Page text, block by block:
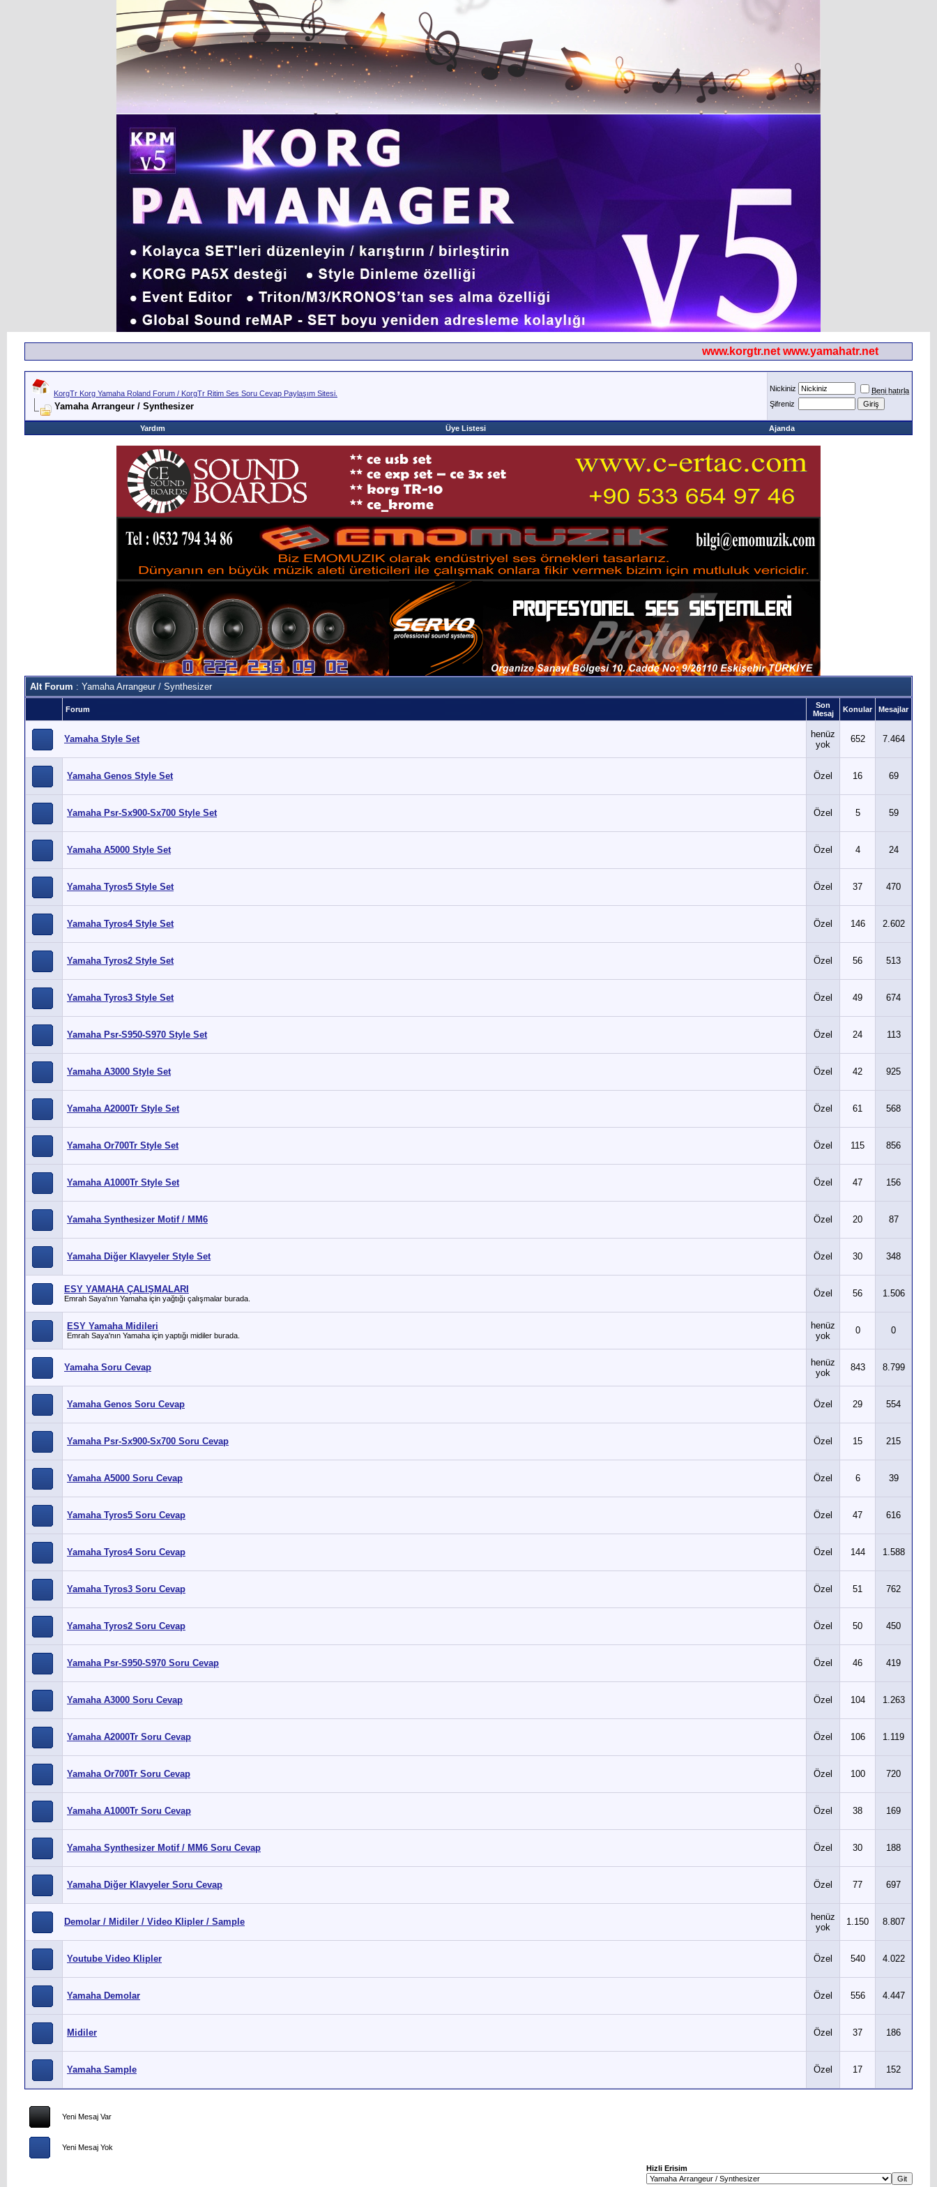
www.korgtr.net www.yamahatr.net
KorgTr Korg Yamaha Roland Forum / KorgTr Ritim Ses Soru Cevap Paylaşım Sitesi.
Yamaha Arrangeur / Synthesizer
Nickiniz
Beni hatırla
Şifreniz
Yardım Üye Listesi Ajanda
Alt Forum : Yamaha Arrangeur / Synthesizer
Forum
Son
Mesaj
Konular Mesajlar
Yamaha Style Set
henüz
yok
652 7.464
Yamaha Genos Style Set Özel 16 69
Yamaha Psr-Sx900-Sx700 Style Set Özel 5 59
Yamaha A5000 Style Set Özel 4 24
Yamaha Tyros5 Style Set Özel 37 470
Yamaha Tyros4 Style Set Özel 146 2.602
Yamaha Tyros2 Style Set Özel 56 513
Yamaha Tyros3 Style Set Özel 49 674
Yamaha Psr-S950-S970 Style Set Özel 24 113
Yamaha A3000 Style Set Özel 42 925
Yamaha A2000Tr Style Set Özel 61 568
Yamaha Or700Tr Style Set Özel 115 856
Yamaha A1000Tr Style Set Özel 47 156
Yamaha Synthesizer Motif / MM6 Özel 20 87
Yamaha Diğer Klavyeler Style Set Özel 30 348
ESY YAMAHA ÇALIŞMALARI
Emrah Saya'nın Yamaha için yağtığı çalışmalar burada. Özel 56 1.506
ESY Yamaha Midileri
Emrah Saya'nın Yamaha için yaptığı midiler burada.
henüz
yok
0 0
Yamaha Soru Cevap
henüz
yok
843 8.799
Yamaha Genos Soru Cevap Özel 29 554
Yamaha Psr-Sx900-Sx700 Soru Cevap Özel 15 215
Yamaha A5000 Soru Cevap Özel 6 39
Yamaha Tyros5 Soru Cevap Özel 47 616
Yamaha Tyros4 Soru Cevap Özel 144 1.588
Yamaha Tyros3 Soru Cevap Özel 51 762
Yamaha Tyros2 Soru Cevap Özel 50 450
Yamaha Psr-S950-S970 Soru Cevap Özel 46 419
Yamaha A3000 Soru Cevap Özel 104 1.263
Yamaha A2000Tr Soru Cevap Özel 106 1.119
Yamaha Or700Tr Soru Cevap Özel 100 720
Yamaha A1000Tr Soru Cevap Özel 38 169
Yamaha Synthesizer Motif / MM6 Soru Cevap Özel 30 188
Yamaha Diğer Klavyeler Soru Cevap Özel 77 697
Demolar / Midiler / Video Klipler / Sample
henüz
yok
1.150 8.807
Youtube Video Klipler Özel 540 4.022
Yamaha Demolar Özel 556 4.447
Midiler Özel 37 186
Yamaha Sample Özel 17 152
Yeni Mesaj Var
Yeni Mesaj Yok
Hizli Erisim